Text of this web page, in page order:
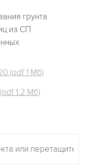
грунта
из СП
(pdf 1 Мб)
1.2 Мб)